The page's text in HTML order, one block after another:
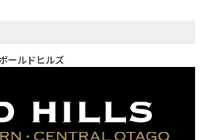
ボールドヒルズ